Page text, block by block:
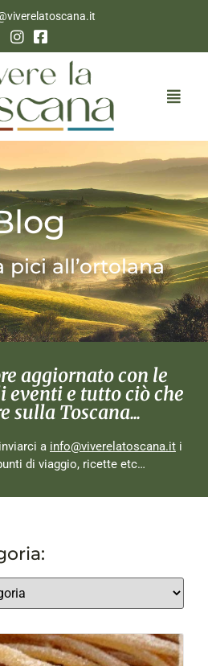
pici all’ortolana
aggiornato con le
eventi e tutto ciò che
sulla Toscana...
a info@viverelatoscana.it i
di viaggio, ricette etc…